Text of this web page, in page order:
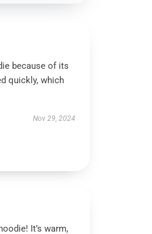
because of its
quickly, which
Nov 29, 2024
It’s warm,